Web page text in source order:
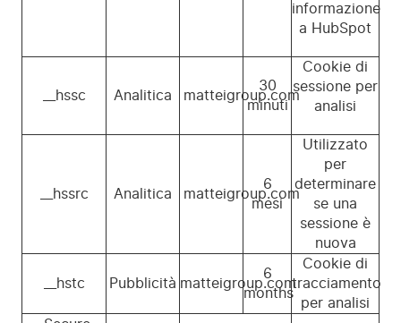
informazione
a HubSpot
__hssc Analitica matteigroup.com
30
minuti
Cookie di
sessione per
analisi
__hssrc Analitica matteigroup.com
6
mesi
Utilizzato
per
determinare
se una
sessione è
nuova
__hstc Pubblicità matteigroup.com
6
months
Cookie di
tracciamento
per analisi